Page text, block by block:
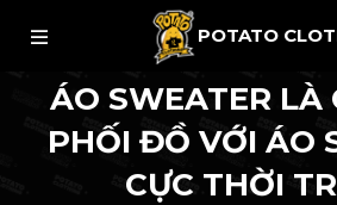
POTATO
ÁO SWEATER LÀ
PHỐI ĐỒ VỚI ÁO
CỰC THỜI